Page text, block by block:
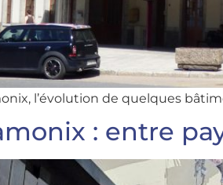
l’évolution de quelques
: entre